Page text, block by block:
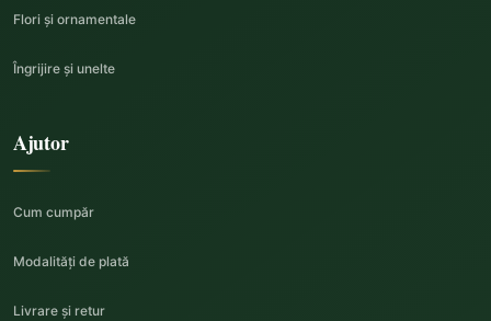
Flori și ornamentale
Îngrijire și unelte
Ajutor
Cum cumpăr
Modalități de plată
Livrare și retur